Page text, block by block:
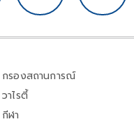
กรองสถานการณ์
วาไรตี้
กีฬา